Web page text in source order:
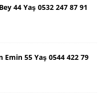
44 Yaş 0532 247 87 91
55 Yaş 0544 422 79